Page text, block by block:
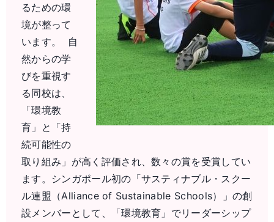
るための環
境が整って
います。 自
然からの学
びを重視す
る同校は、
「環境教
育」と「持
続可能性の
取り組み」が高く評価され、数々の賞を受賞してい
ます。シンガポール初の「サスティナブル・スクー
ル連盟（Alliance of Sustainable Schools）」の創
設メンバーとして、「環境教育」でリーダーシップ